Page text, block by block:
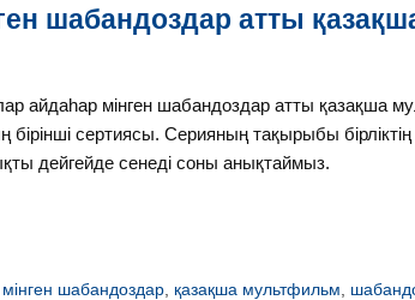
шабандоздар атты
айдаһар мінген шабандоздар атты қазақша
сертиясы. Серияның тақырыбы бірліктің
дейгейде сенеді соны анықтаймыз.
шабандоздар қазақша мультфильм